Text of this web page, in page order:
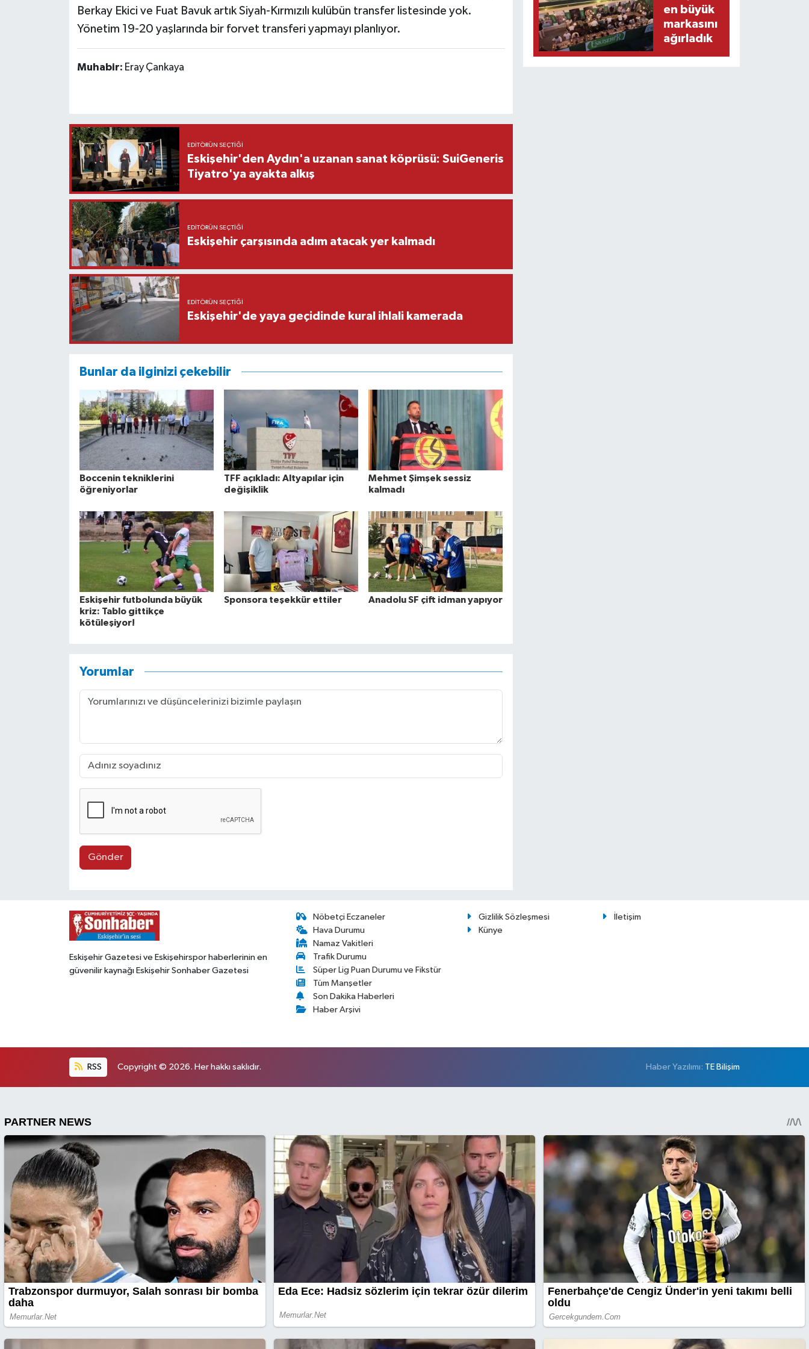
Berkay Ekici ve Fuat Bavuk artık Siyah-Kırmızılı kulübün transfer listesinde yok.
Yönetim 19-20 yaşlarında bir forvet transferi yapmayı planlıyor.
Muhabir: Eray Çankaya
EDITÖRÜN SEÇTIĞI
Eskişehir'den Aydın'a uzanan sanat köprüsü: SuiGeneris
Tiyatro'ya ayakta alkış
EDITÖRÜN SEÇTIĞI
Eskişehir çarşısında adım atacak yer kalmadı
EDITÖRÜN SEÇTIĞI
Eskişehir'de yaya geçidinde kural ihlali kamerada
Bunlar da ilginizi çekebilir
Boccenin tekniklerini
öğreniyorlar
TFF açıkladı: Altyapılar için
değişiklik
Mehmet Şimşek sessiz
kalmadı
Eskişehir futbolunda büyük
kriz: Tablo gittikçe
kötüleşiyor!
Sponsora teşekkür ettiler Anadolu SF çift idman yapıyor
Yorumlar
Gönder
en büyük
markasını
ağırladık
Eskişehir Gazetesi ve Eskişehirspor haberlerinin en
güvenilir kaynağı Eskişehir Sonhaber Gazetesi
Nöbetçi Eczaneler
Hava Durumu
Namaz Vakitleri
Trafik Durumu
Süper Lig Puan Durumu ve Fikstür
Tüm Manşetler
Son Dakika Haberleri
Haber Arşivi
Gizlilik Sözleşmesi
İletişim
Künye
RSS Copyright © 2026. Her hakkı saklıdır. Haber Yazılımı: TE Bilişim